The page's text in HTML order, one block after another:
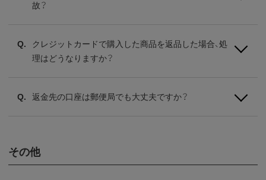
故？
クレジットカードで購入した商品を返品した場合、処
理はどうなりますか？
返金先の口座は郵便局でも大丈夫ですか？
その他